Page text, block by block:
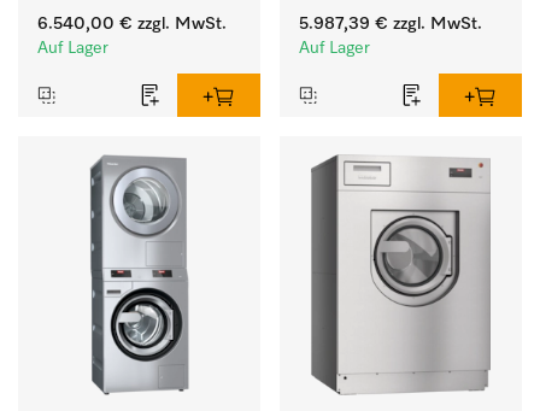
Ablaufpumpe  und
Waschmitteleinspülkasten,
programmierbar.
6.540,00 € zzgl. MwSt.
Auf Lager
Ablaufventil mit
Waschmitteleinspülkasten,
5.987,39 € zzgl. MwSt.
Auf Lager